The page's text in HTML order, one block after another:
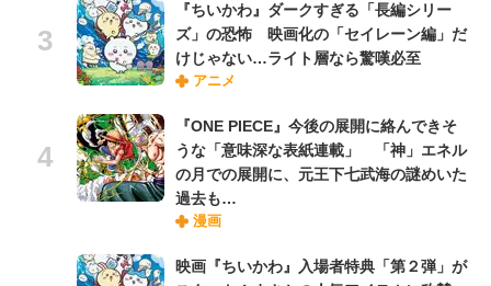
『ちいかわ』ダークすぎる「長編シリー
ズ」の恐怖 映画化の「セイレーン編」だ
けじゃない…ライト層なら驚嘆必至
アニメ
『ONE PIECE』今後の展開に絡んできそ
うな「意味深な表紙連載」 「神」エネル
の月での展開に、元王下七武海の謎めいた
過去も…
漫画
映画『ちいかわ』入場者特典「第２弾」が